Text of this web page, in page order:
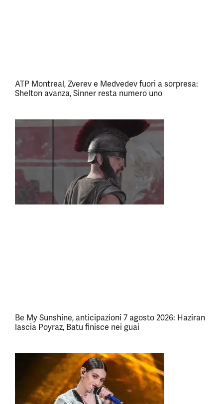
ATP Montreal, Zverev e Medvedev fuori a sorpresa:
Shelton avanza, Sinner resta numero uno
Be My Sunshine, anticipazioni 7 agosto 2026: Haziran
lascia Poyraz, Batu finisce nei guai